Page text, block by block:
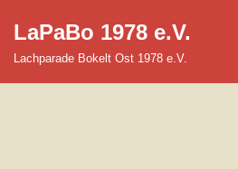
Inhalt
LaPaBo 1978 e.V.
Lachparade Bokelt Ost 1978 e.V.